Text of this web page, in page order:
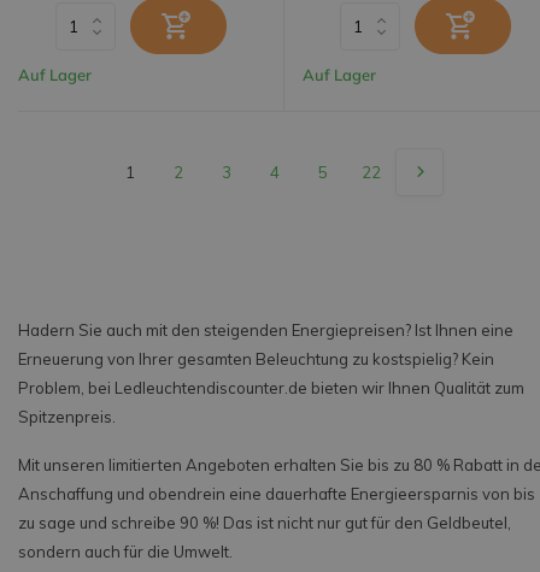
Auf Lager Auf Lager
1 2 3 4 5 22
Hadern Sie auch mit den steigenden Energiepreisen? Ist Ihnen eine
Erneuerung von Ihrer gesamten Beleuchtung zu kostspielig? Kein
Problem, bei Ledleuchtendiscounter.de bieten wir Ihnen Qualität zum
Spitzenpreis.
Mit unseren limitierten Angeboten erhalten Sie bis zu 80 % Rabatt in
Anschaffung und obendrein eine dauerhafte Energieersparnis von bis
zu sage und schreibe 90 %! Das ist nicht nur gut für den Geldbeutel,
sondern auch für die Umwelt.